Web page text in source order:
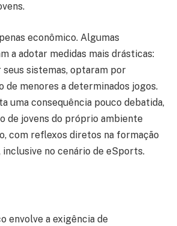
econômico. Algumas
a adotar medidas mais drásticas:
seus sistemas, optaram por
de menores a determinados jogos.
uma consequência pouco debatida,
de jovens do próprio ambiente
com reflexos diretos na formação
no cenário de eSports.
envolve a exigência de